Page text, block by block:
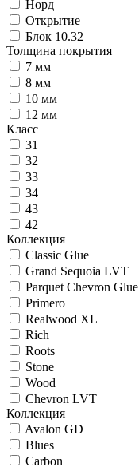
Норд
Открытие
Блок 10.32
Толщина покрытия
7 мм
8 мм
10 мм
12 мм
Класс
31
32
33
34
43
42
Коллекция
Classic Glue
Grand Sequoia LVT
Parquet Chevron Glue
Primero
Realwood XL
Rich
Roots
Stone
Wood
Chevron LVT
Коллекция
Avalon GD
Blues
Carbon